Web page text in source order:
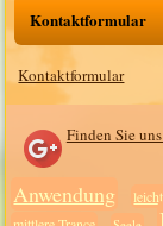
Kontaktformular
Kontaktformular
Finden Sie
Anwendung